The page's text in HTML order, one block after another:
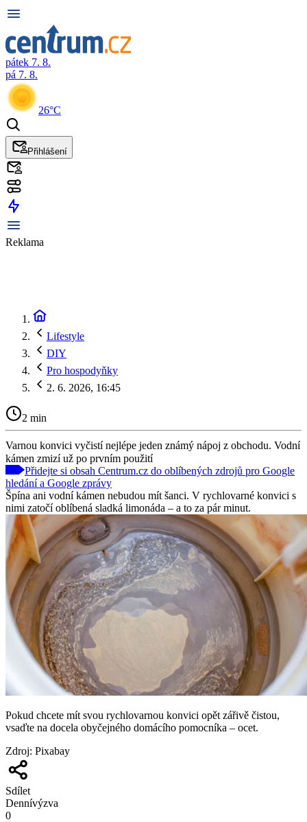
pátek 7. 8.
pá 7. 8.
26°C
Přihlášení
Reklama
Lifestyle
DIY
Pro hospodyňky
2. 6. 2026, 16:45
2 min
Varnou konvici vyčistí nejlépe jeden známý nápoj z obchodu. Vodní
kámen zmizí už po prvním použití
Přidejte si obsah Centrum.cz do oblíbených zdrojů pro Google
hledání a Google zprávy
Špína ani vodní kámen nebudou mít šanci. V rychlovarné konvici s
nimi zatočí oblíbená sladká limonáda – a to za pár minut.
Pokud chcete mít svou rychlovarnou konvici opět zářivě čistou,
vsaďte na docela obyčejného domácího pomocníka – ocet.
Zdroj: Pixabay
Sdílet
Dennívýzva
0